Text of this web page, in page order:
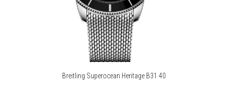
Breitling Superocean Heritage B31 40